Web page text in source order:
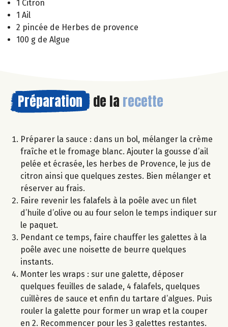
1 Citron
1 Ail
2 pincée de Herbes de provence
100 g de Algue
Préparation de la recette
Préparer la sauce : dans un bol, mélanger la crème
fraîche et le fromage blanc. Ajouter la gousse d’ail
pelée et écrasée, les herbes de Provence, le jus de
citron ainsi que quelques zestes. Bien mélanger et
réserver au frais.
Faire revenir les falafels à la poêle avec un filet
d’huile d’olive ou au four selon le temps indiquer sur
le paquet.
Pendant ce temps, faire chauffer les galettes à la
poêle avec une noisette de beurre quelques
instants.
Monter les wraps : sur une galette, déposer
quelques feuilles de salade, 4 falafels, quelques
cuillères de sauce et enfin du tartare d’algues. Puis
rouler la galette pour former un wrap et la couper
en 2. Recommencer pour les 3 galettes restantes.